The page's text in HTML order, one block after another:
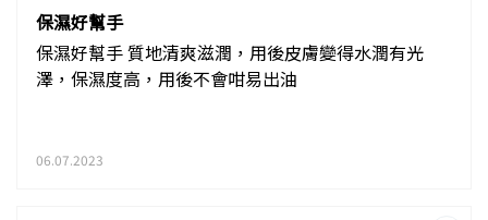
保濕好幫手
保濕好幫手 質地清爽滋潤，用後皮膚變得水潤有光
澤，保濕度高，用後不會咁易出油
06.07.2023